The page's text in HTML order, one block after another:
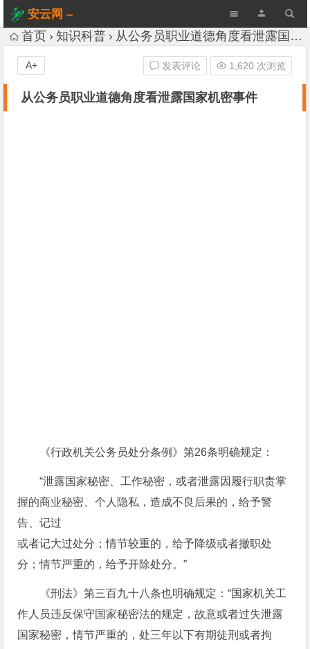
安云网 –
AnYun.ORG
首页 知识科普 从公务员职业道德角度看泄露国家机密事件
从公务员职业道德角度看泄露国家机密事件
发表评论 1,620 次浏览
A+
《行政机关公务员处分条例》第26条明确规定：
“泄露国家秘密、工作秘密，或者泄露因履行职责掌
握的商业秘密、个人隐私，造成不良后果的，给予警
告、记过
或者记大过处分；情节较重的，给予降级或者撤职处
分；情节严重的，给予开除处分。”
《刑法》第三百九十八条也明确规定：“国家机关工
作人员违反保守国家秘密法的规定，故意或者过失泄露
国家秘密，情节严重的，处三年以下有期徒刑或者拘